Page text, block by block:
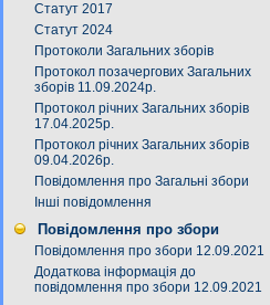
Статут 2017
Статут 2024
Протоколи Загальних зборів
Протокол позачергових Загальних
зборів 11.09.2024р.
Протокол річних Загальних зборів
17.04.2025р.
Протокол річних Загальних зборів
09.04.2026р.
Повідомлення про Загальні збори
Інші повідомлення
Повідомлення про збори
Повідомлення про збори 12.09.2021
Додаткова інформація до
повідомлення про збори 12.09.2021